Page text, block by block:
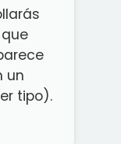
que
un
tipo).